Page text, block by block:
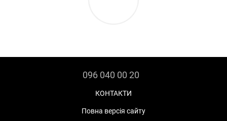
096 040 00 20
КОНТАКТИ
Повна версія сайту